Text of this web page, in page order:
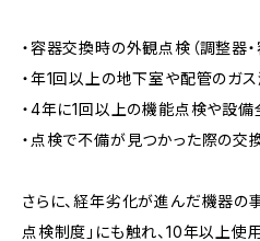
・容器交換時の外観点検（調整器
・年1回以上の地下室や配管のガ
・4年に1回以上の機能点検や設備
・点検で不備が見つかった際の
さらに、経年劣化が進んだ機器の
点検制度」にも触れ、10年以上使